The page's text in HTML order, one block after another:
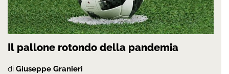
Il pallone rotondo della pandemia
di Giuseppe Granieri